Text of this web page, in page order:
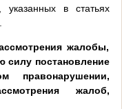
указанных в статьях
жалобы,
силу постановление
правонарушении,
жалоб,